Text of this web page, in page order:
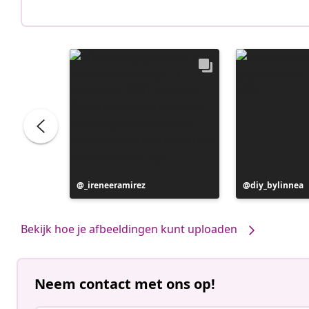
Bericht
gepubliceerd
_ireneeramirez
Bericht
gepubliceerd
diy_bylinnea
Bekijk hoe je afbeeldingen kunt uploaden
Neem contact met ons op!